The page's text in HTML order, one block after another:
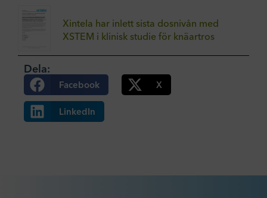
Xintela har inlett sista dosnivån med
XSTEM i klinisk studie för knäartros
Dela:
Facebook X
LinkedIn